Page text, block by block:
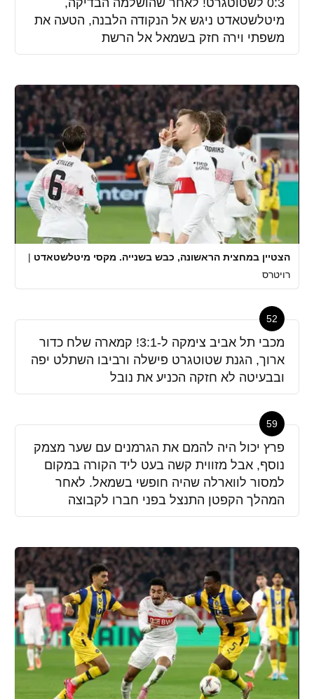
מיטלשטאדט ניגש אל הנקודה הלבנה, הטעה את
משפתי וירה חזק בשמאל אל הרשת
הצטיין במחצית הראשונה, כבש בשנייה. מקסי מיטלשטאדט |
רויטרס
52
מכבי תל אביב צימקה ל-3:1! קמארה שלח כדור
ארוך, הגנת שטוטגרט פישלה ורביבו השתלט יפה
ובבעיטה לא חזקה הכניע את נובל
59
פרץ יכול היה להמם את הגרמנים עם שער מצמק
נוסף, אבל מזווית קשה בעט ליד הקורה במקום
למסור לווארלה שהיה חופשי בשמאל. לאחר
המהלך הקפטן התנצל בפני חברו לקבוצה